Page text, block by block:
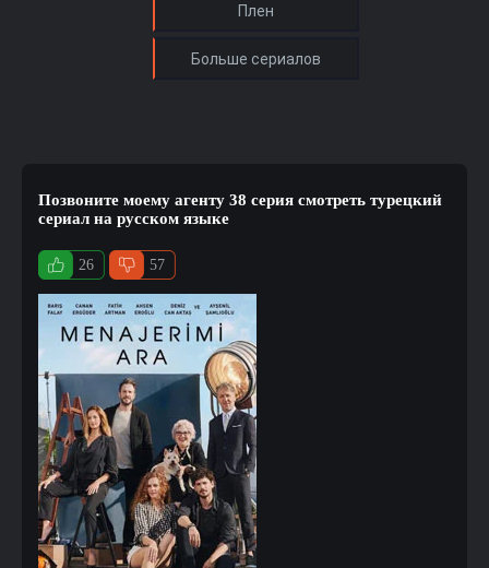
Позвоните моему агенту 38 серия смотреть турецкий
сериал на русском языке
26 57